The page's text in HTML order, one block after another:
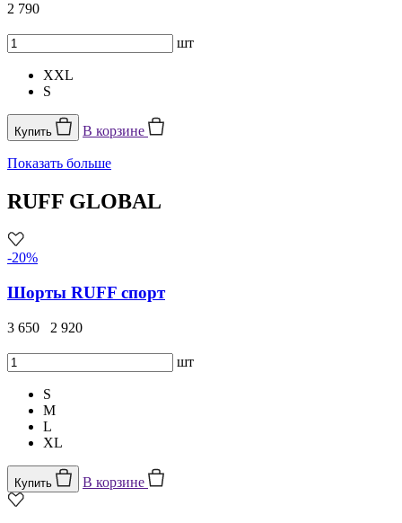
2 790
шт
XXL
S
Купить В корзине
Показать больше
RUFF GLOBAL
-20%
Шорты RUFF спорт
3 650 2 920
шт
S
M
L
XL
Купить В корзине